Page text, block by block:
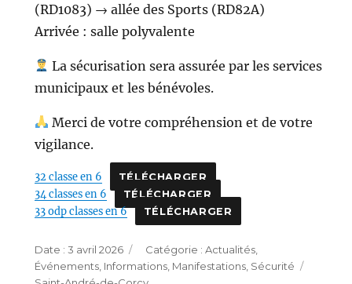
(RD1083) → allée des Sports (RD82A)
Arrivée : salle polyvalente
La sécurisation sera assurée par les services
municipaux et les bénévoles.
Merci de votre compréhension et de votre
vigilance.
32 classe en 6 TÉLÉCHARGER
34 classes en 6 TÉLÉCHARGER
33 odp classes en 6 TÉLÉCHARGER
Publié
le
3 avril 2026 Catégories
Actualités,
Événements, Informations, Manifestations, Sécurité